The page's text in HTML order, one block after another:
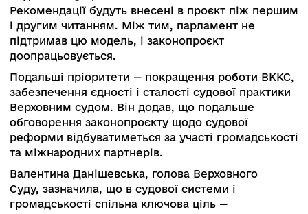
протилежних думок. Певні фракції
проти жодного міжнародного елемента в
владі, а є пропозиції, які полягають у тому,
більш широко запрошувати міжнародних
експертів для формування органів судівського
врядування. Тобто є дві крайні позиції. Наше
завдання — знайти компроміс, який не
принципові лінії, які окреслив президент у
законопроєкті №3711, і все-таки досягнути
мети».
В оцінці проєкту Венеційська комісія,
українські реалії, запропонувала. Щоб на
етапі розвитку української правової системи